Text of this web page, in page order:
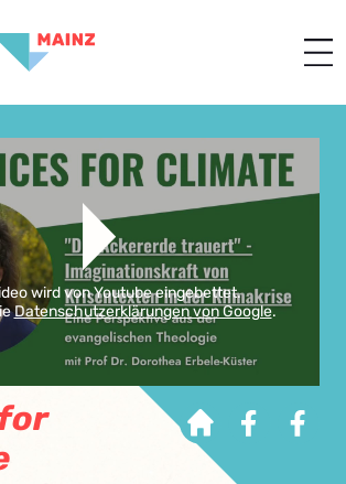
wird von Youtube eingebettet.
Datenschutzerklärungen von Google.